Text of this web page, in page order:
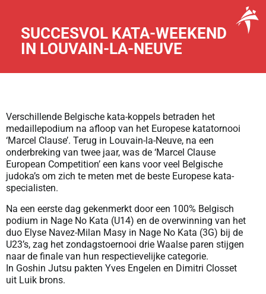
SUCCESVOL KATA-WEEKEND
IN LOUVAIN-LA-NEUVE
Verschillende Belgische kata-koppels betraden het
medaillepodium na afloop van het Europese katatornooi
‘Marcel Clause’. Terug in Louvain-la-Neuve, na een
onderbreking van twee jaar, was de ‘Marcel Clause
European Competition’ een kans voor veel Belgische
judoka’s om zich te meten met de beste Europese kata-
specialisten.
Na een eerste dag gekenmerkt door een 100% Belgisch
podium in Nage No Kata (U14) en de overwinning van het
duo Elyse Navez-Milan Masy in Nage No Kata (3G) bij de
U23’s, zag het zondagstoernooi drie Waalse paren stijgen
naar de finale van hun respectievelijke categorie.
In Goshin Jutsu pakten Yves Engelen en Dimitri Closset
uit Luik brons.